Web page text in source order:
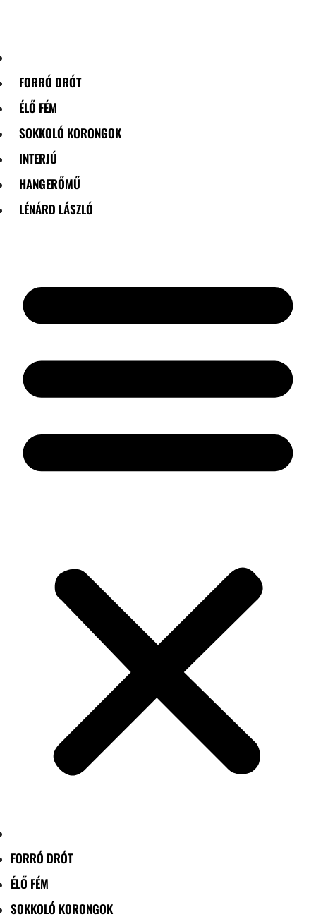
FORRÓ DRÓT
ÉLŐ FÉM
SOKKOLÓ KORONGOK
INTERJÚ
HANGERŐMŰ
LÉNÁRD LÁSZLÓ
FORRÓ DRÓT
ÉLŐ FÉM
SOKKOLÓ KORONGOK